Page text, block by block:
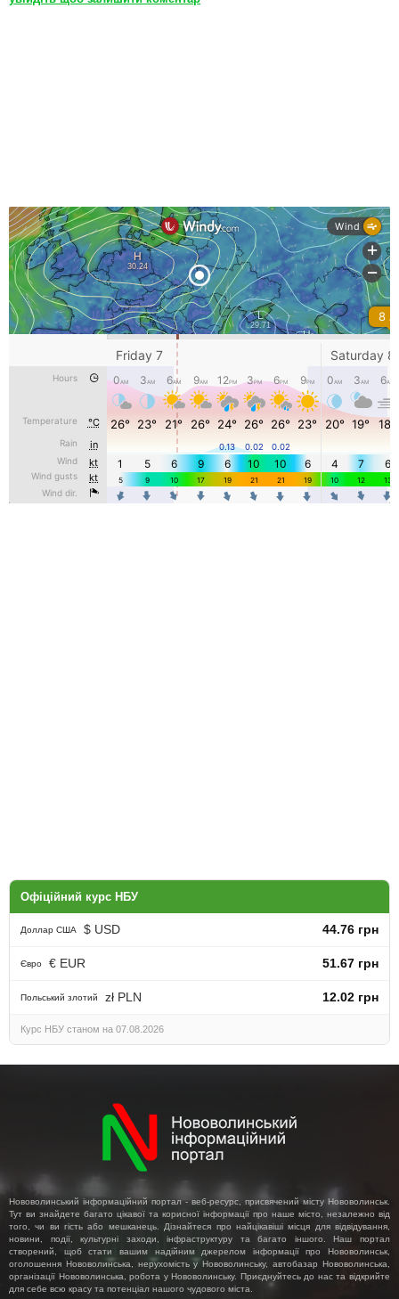
Офіційний курс НБУ
Доллар США $ USD 44.76 грн
Євро € EUR 51.67 грн
Польський злотий zł PLN 12.02 грн
Курс НБУ станом на 07.08.2026
Нововолинський інформаційний портал - веб-ресурс, присвячений місту Нововолинськ.
Тут ви знайдете багато цікавої та корисної інформації про наше місто, незалежно від
того, чи ви гість або мешканець. Дізнайтеся про найцікавіші місця для відвідування,
новини, події, культурні заходи, інфраструктуру та багато іншого. Наш портал
створений, щоб стати вашим надійним джерелом інформації про Нововолинськ,
оголошення Нововолинська, нерухомість у Нововолинську, автобазар Нововолинська,
організації Нововолинська, робота у Нововолинську. Приєднуйтесь до нас та відкрийте
для себе всю красу та потенціал нашого чудового міста.